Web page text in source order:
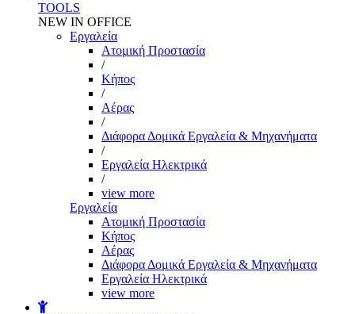
TOOLS
NEW IN OFFICE
Εργαλεία
Aτομική Προστασία
/
Kήπος
/
Αέρας
/
Διάφορα Δομικά Εργαλεία & Μηχανήματα
/
Εργαλεία Ηλεκτρικά
/
view more
Εργαλεία
Aτομική Προστασία
Kήπος
Αέρας
Διάφορα Δομικά Εργαλεία & Μηχανήματα
Εργαλεία Ηλεκτρικά
view more